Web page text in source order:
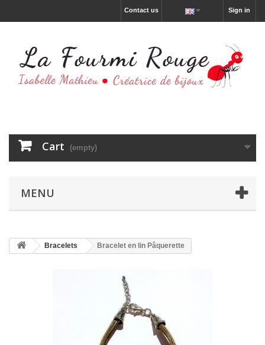
Sign in
Contact us
Cart (empty)
MENU
Bracelets Bracelet en lin Pâquerette